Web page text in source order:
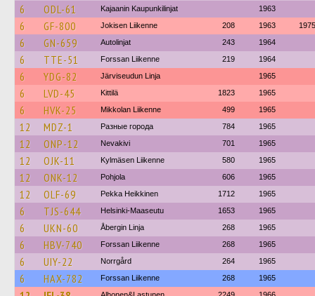
6 ODL-61 Kajaanin Kaupunkilinjat 1963
6 GF-800 Jokisen Liikenne 208 1963 1975
6 GN-659 Autolinjat 243 1964
6 TTE-51 Forssan Liikenne 219 1964
6 YDG-82 Järviseudun Linja 1965
6 LVD-45 Kittilä 1823 1965
6 HVK-25 Mikkolan Liikenne 499 1965
12 MDZ-1 Разные города 784 1965
12 ONP-12 Nevakivi 701 1965
12 OJK-11 Kylmäsen Liikenne 580 1965
12 ONK-12 Pohjola 606 1965
12 OLF-69 Pekka Heikkinen 1712 1965
6 TJS-644 Helsinki-Maaseutu 1653 1965
6 UKN-60 Åbergin Linja 268 1965
6 HBV-740 Forssan Liikenne 268 1965
6 UIY-22 Norrgård 264 1965
6 HAX-782 Forssan Liikenne 268 1965